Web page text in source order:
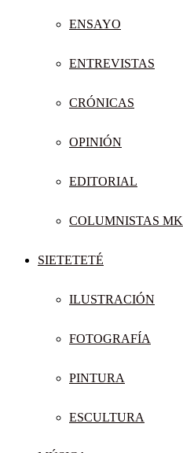
ENSAYO
ENTREVISTAS
CRÓNICAS
OPINIÓN
EDITORIAL
COLUMNISTAS MK
SIETETETÉ
ILUSTRACIÓN
FOTOGRAFÍA
PINTURA
ESCULTURA